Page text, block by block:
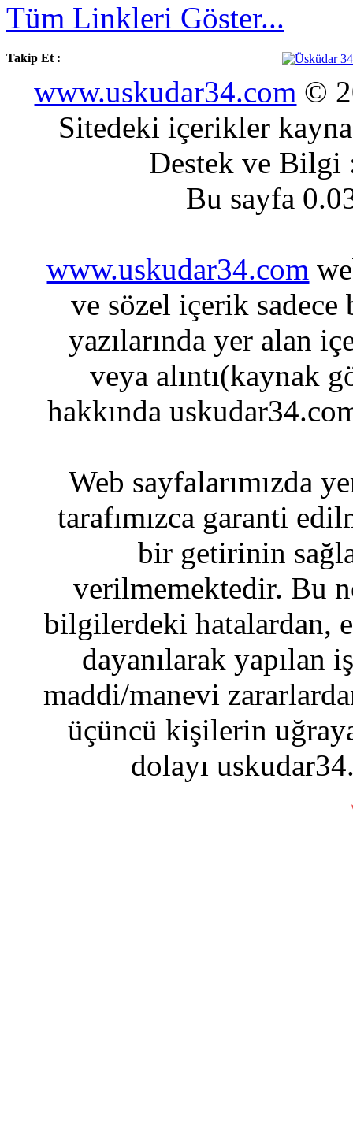
Tüm Linkleri Göster...
Takip Et :
www.uskudar34.com ©
Sitedeki içerikler
Destek ve
Bu sayfa
www.uskudar34.com
ve sözel içerik sadece
yazılarında yer alan
veya alıntı(kaynak
hakkında
Web sayfalarımızda
tarafımızca garanti
bir getirinin
verilmemektedir. Bu
bilgilerdeki hatalardan,
dayanılarak yapılan
maddi/manevi
üçüncü kişilerin
dolayı